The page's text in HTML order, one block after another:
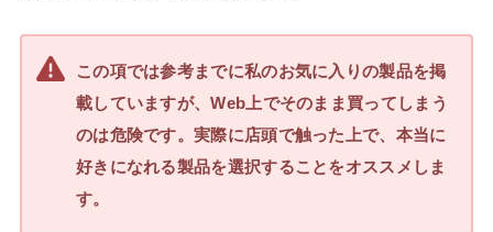
この項では参考までに私のお気に入りの製品を掲
載していますが、Web上でそのまま買ってしまう
のは危険です。実際に店頭で触った上で、本当に
好きになれる製品を選択することをオススメしま
す。